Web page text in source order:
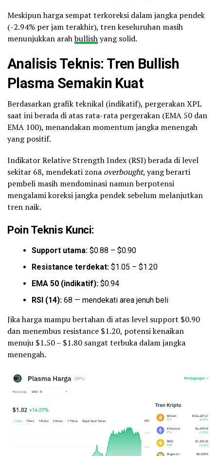
Meskipun harga sempat terkoreksi dalam jangka pendek
(-2.94% per jam terakhir), tren keseluruhan masih
menunjukkan arahbullishyang solid.
Analisis Teknis: Tren Bullish
Plasma Semakin Kuat
Berdasarkan grafik teknikal (indikatif), pergerakan XPL
saat ini berada di atas rata-rata pergerakan (EMA 50 dan
EMA 100), menandakan momentum jangka menengah
yang positif.
Indikator Relative Strength Index (RSI) berada di level
sekitar 68, mendekati zona overbought, yang berarti
pembeli masih mendominasi namun berpotensi
mengalami koreksi jangka pendek sebelum melanjutkan
tren naik.
Poin Teknis Kunci:
Support utama: $0.88 – $0.90
Resistance terdekat: $1.05 – $1.20
EMA 50 (indikatif): $0.94
RSI (14): 68 — mendekati area jenuh beli
Jika harga mampu bertahan di atas level support $0.90
dan menembus resistance $1.20, potensi kenaikan
menuju $1.50 – $1.80 sangat terbuka dalam jangka
menengah.